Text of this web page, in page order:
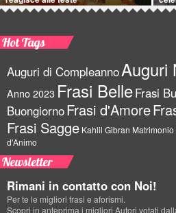
Hot Tags
Auguri di CompleannoAuguri
Anno 2023 Frasi BelleFrasi
BuongiornoFrasi d'Amore
Frasi Sagge Kahlil Gibran Matrimonio
d'Animo
Newsletter
Rimani in contatto con Noi!
Per te le migliori frasi e aforismi.
Scopri in anteprima i migliori Autori votati